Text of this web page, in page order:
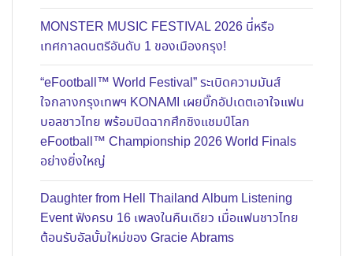
MONSTER MUSIC FESTIVAL 2026 นี่หรือ
เทศกาลดนตรีอันดับ 1 ของเมืองกรุง!
“eFootball™ World Festival” ระเบิดความมันส์
ใจกลางกรุงเทพฯ KONAMI เผยบิ๊กอัปเดตเอาใจแฟน
บอลชาวไทย พร้อมปิดฉากศึกชิงแชมป์โลก
eFootball™ Championship 2026 World Finals
อย่างยิ่งใหญ่
Daughter from Hell Thailand Album Listening
Event ฟังครบ 16 เพลงในคืนเดียว เมื่อแฟนชาวไทย
ต้อนรับอัลบั้มใหม่ของ Gracie Abrams